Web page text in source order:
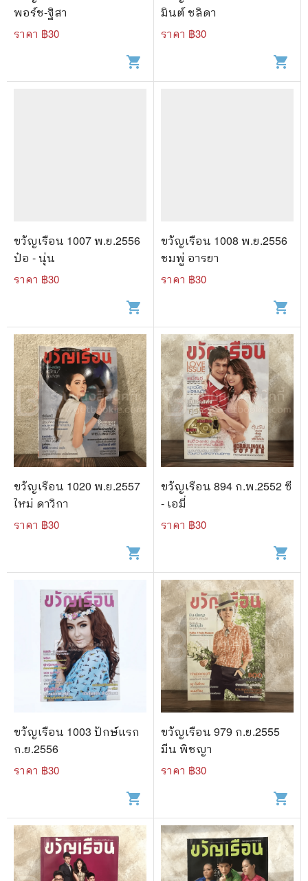
พอร์ช-ฐิสา
ราคา ฿30
shopping_cart
มินต์ ชลิดา
ราคา ฿30
shopping_cart
ขวัญเรือน 1007 พ.ย.2556
ป๋อ - นุ่น
ราคา ฿30
shopping_cart
ขวัญเรือน 1008 พ.ย.2556
ชมพู่ อารยา
ราคา ฿30
shopping_cart
ขวัญเรือน 1020 พ.ย.2557
ใหม่ ดาวิกา
ราคา ฿30
shopping_cart
ขวัญเรือน 894 ก.พ.2552 ซี
- เอมี่
ราคา ฿30
shopping_cart
ขวัญเรือน 1003 ปักษ์แรก
ก.ย.2556
ราคา ฿30
shopping_cart
ขวัญเรือน 979 ก.ย.2555
มีน พิชญา
ราคา ฿30
shopping_cart